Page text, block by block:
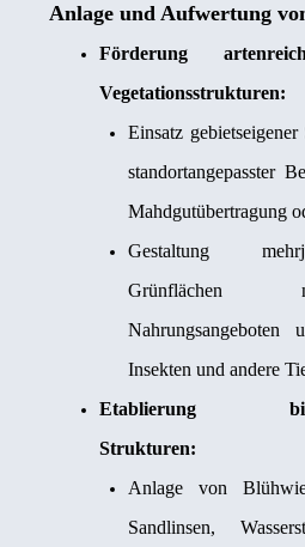
Anlage und Aufwertung
Förderung
Vegetationsstrukturen:
Einsatz
standortangepasster
Mahdgutübertragung
Gestaltung
Grünflächen
Nahrungsangeboten
Insekten und andere
Etablierung
Strukturen:
Anlage von
Sandlinsen,